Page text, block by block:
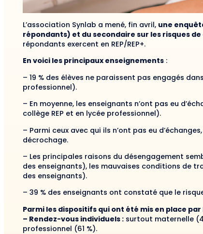
L’association Synlab a mené, fin avril, une
répondants) et du secondaire sur les risques
répondants exercent en REP/REP+.
En voici les principaux enseignements :
– 19 % des élèves ne paraissent pas engagés
professionnel).
– En moyenne, les enseignants n’ont pas eu
collège REP et en lycée professionnel).
– Parmi ceux avec qui ils n’ont pas eu
décrochage.
– Les principales raisons du désengagement
des enseignants), les mauvaises conditions de
des enseignants).
– 39 % des enseignants ont constaté que le
Parmi les dispositifs qui ont été mis en place
– Rendez-vous individuels : surtout maternelle
professionnel (61 %).